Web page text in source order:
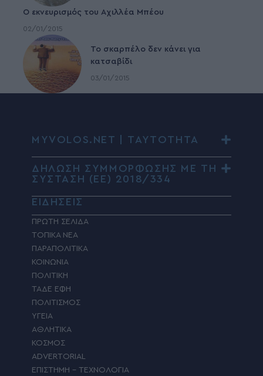
Ο εκνευρισμός του Αχιλλέα Μπέου
02/01/2015
To σκαρπέλο δεν κάνει για
κατσαβίδι
03/01/2015
MYVOLOS.NET | ΤΑΥΤΟΤΗΤΑ
ΔΗΛΩΣΗ ΣΥΜΜΟΡΦΩΣΗΣ ΜΕ ΤΗ
ΣΥΣΤΑΣΗ (ΕΕ) 2018/334
ΕΙΔΗΣΕΙΣ
ΠΡΩΤΗ ΣΕΛΙΔΑ
ΤΟΠΙΚΑ ΝΕΑ
ΠΑΡΑΠΟΛΙΤΙΚΑ
ΚΟΙΝΩΝΙΑ
ΠΟΛΙΤΙΚΗ
ΤΑΔΕ ΕΦΗ
ΠΟΛΙΤΙΣΜΟΣ
ΥΓΕΙΑ
ΑΘΛΗΤΙΚΑ
ΚΟΣΜΟΣ
ADVERTORIAL
ΕΠΙΣΤΗΜΗ – ΤΕΧΝΟΛΟΓΙΑ